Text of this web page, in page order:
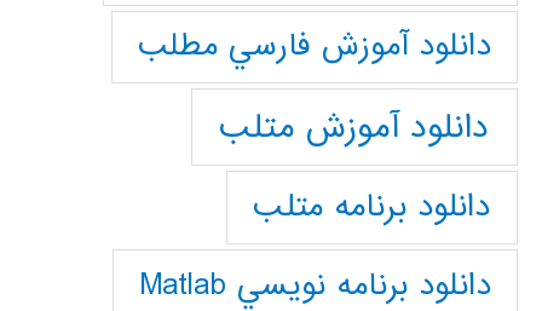
دانلود آموزش فارسي مطلب
دانلود آموزش متلب
دانلود برنامه متلب
دانلود برنامه نويسي Matlab